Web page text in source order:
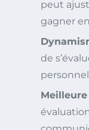
peut
gagner
de